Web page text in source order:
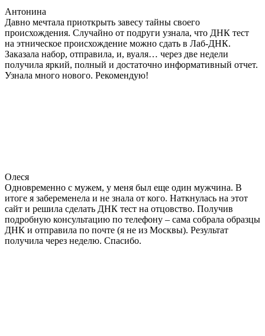
Антонина
Давно мечтала приоткрыть завесу тайны своего
происхождения. Случайно от подруги узнала, что ДНК тест
на этническое происхождение можно сдать в Лаб-ДНК.
Заказала набор, отправила, и, вуаля… через две недели
получила яркий, полный и достаточно информативный отчет.
Узнала много нового. Рекомендую!
Олеся
Одновременно с мужем, у меня был еще один мужчина. В
итоге я забеременела и не знала от кого. Наткнулась на этот
сайт и решила сделать ДНК тест на отцовство. Получив
подробную консультацию по телефону – сама собрала образцы
ДНК и отправила по почте (я не из Москвы). Результат
получила через неделю. Спасибо.